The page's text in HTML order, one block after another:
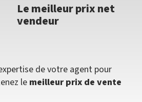
Le meilleur prix net
vendeur
de votre agent pour
le meilleur prix de vente